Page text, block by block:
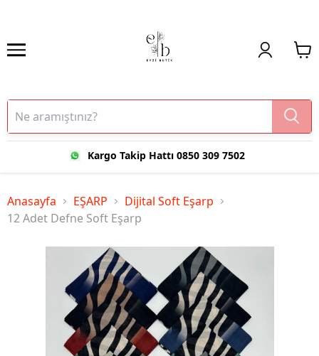
Kargo Takip Hattı 0850 309 7502
Anasayfa EŞARP
Dijital Soft Eşarp
12 Adet Defne Soft Eşarp